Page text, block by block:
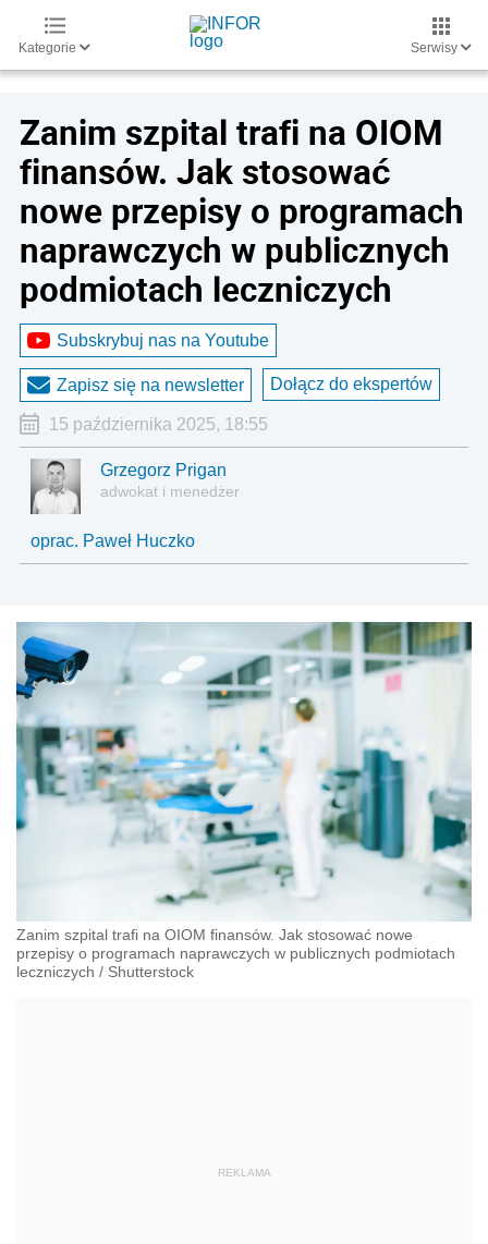
Kategorie Serwisy
Zanim szpital trafi na OIOM
finansów. Jak stosować
nowe przepisy o programach
naprawczych w publicznych
podmiotach leczniczych
Subskrybuj nas na Youtube
Zapisz się na newsletter Dołącz do ekspertów
15 października 2025, 18:55
Grzegorz Prigan
adwokat i menedżer
oprac. Paweł Huczko
Zanim szpital trafi na OIOM finansów. Jak stosować nowe
przepisy o programach naprawczych w publicznych podmiotach
leczniczych / Shutterstock